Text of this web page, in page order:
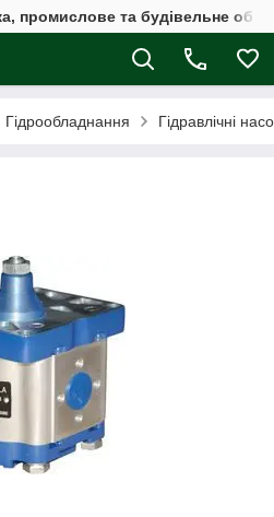
промислове та будівельне
Гідрообладнання Гідравлічні